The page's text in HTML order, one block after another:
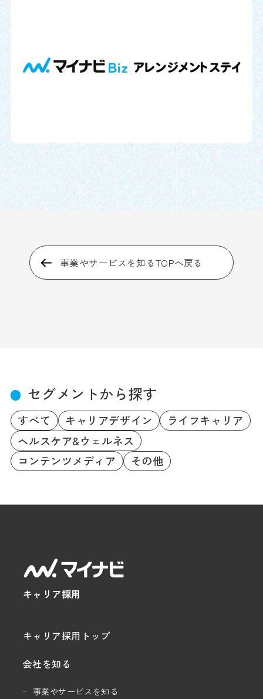
事業やサービスを知るTOPへ戻る
セグメントから探す
すべて キャリアデザイン
ライフキャリア
ヘルスケア&ウェルネス
コンテンツメディア
その他
キャリア採用
キャリア採用トップ
会社を知る
事業やサービスを知る